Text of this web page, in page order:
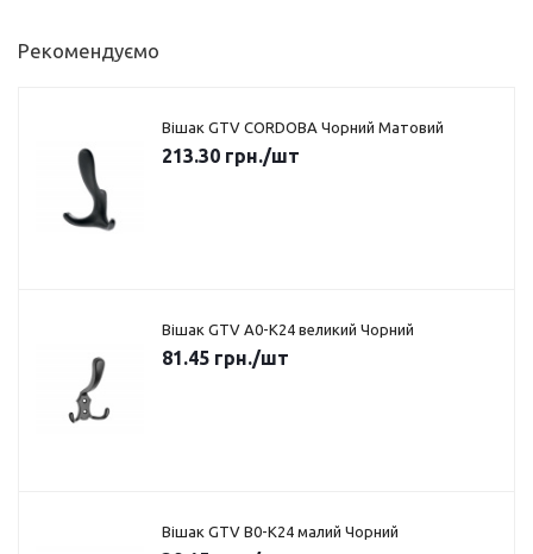
Рекомендуємо
Вішак GTV CORDOBA Чорний Матовий
213.30 грн./шт
Вішак GTV A0-K24 великий Чорний
81.45 грн./шт
Вішак GTV B0-K24 малий Чорний